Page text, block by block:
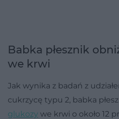
Babka płesznik
we krwi
Jak wynika z badań z
cukrzycę typu 2, babka
glukozy we krwi o około 12